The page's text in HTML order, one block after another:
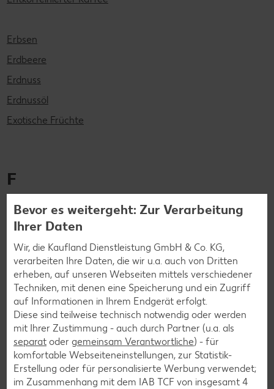
Erbsen
Erdbeere
Erdnuss
Erdnussöl
Exotische Früchte
F
Feige
Feldsalat
Fenchel
Feta
Fette und Öle
Fisch
Fischdauerwaren
Bevor es weitergeht: Zur Verarbeitung
Ihrer Daten
Wir, die Kaufland Dienstleistung GmbH & Co. KG,
verarbeiten Ihre Daten, die wir u.a. auch von Dritten
erheben, auf unseren Webseiten mittels verschiedener
Techniken, mit denen eine Speicherung und ein Zugriff
auf Informationen in Ihrem Endgerät erfolgt.
Diese sind teilweise technisch notwendig oder werden
mit Ihrer Zustimmung - auch durch Partner (u.a. als
separat oder gemeinsam Verantwortliche) - für
komfortable Webseiteneinstellungen, zur Statistik-
Erstellung oder für personalisierte Werbung verwendet;
im Zusammenhang mit dem IAB TCF von insgesamt 4